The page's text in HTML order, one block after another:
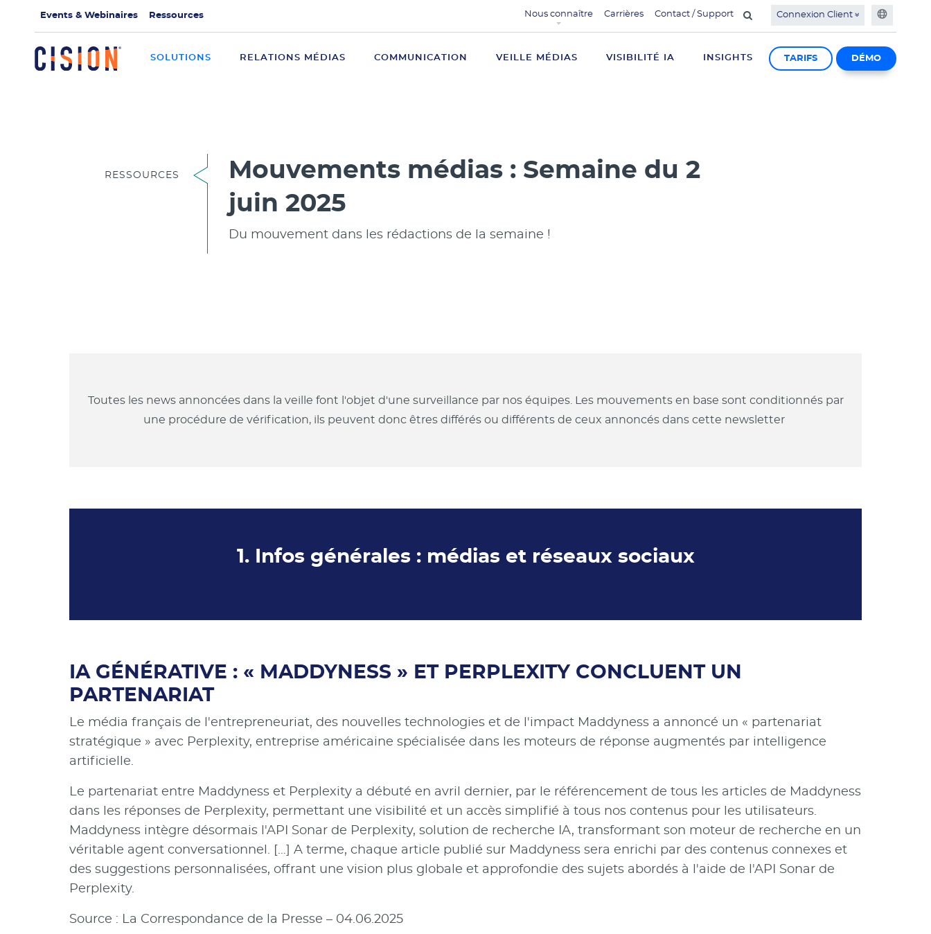
Events & Webinaires Ressources Nous connaître Carrières Contact / Support Connexion Client
SOLUTIONS RELATIONS MÉDIAS COMMUNICATION VEILLE MÉDIAS VISIBILITÉ IA INSIGHTS TARIFS DÉMO
RESSOURCES
Mouvements médias : Semaine du 2
juin 2025
Du mouvement dans les rédactions de la semaine !
Toutes les news annoncées dans la veille font l'objet d'une surveillance par nos équipes. Les mouvements en base sont conditionnés par
une procédure de vérification, ils peuvent donc êtres différés ou différents de ceux annoncés dans cette newsletter
1. Infos générales : médias et réseaux sociaux
IA GÉNÉRATIVE : « MADDYNESS » ET PERPLEXITY CONCLUENT UN
PARTENARIAT
Le média français de l'entrepreneuriat, des nouvelles technologies et de l'impact Maddyness a annoncé un « partenariat
stratégique » avec Perplexity, entreprise américaine spécialisée dans les moteurs de réponse augmentés par intelligence
artificielle.
Le partenariat entre Maddyness et Perplexity a débuté en avril dernier, par le référencement de tous les articles de Maddyness
dans les réponses de Perplexity, permettant une visibilité et un accès simplifié à tous nos contenus pour les utilisateurs.
Maddyness intègre désormais l'API Sonar de Perplexity, solution de recherche IA, transformant son moteur de recherche en un
véritable agent conversationnel. […] A terme, chaque article publié sur Maddyness sera enrichi par des contenus connexes et
des suggestions personnalisées, offrant une vision plus globale et approfondie des sujets abordés à l'aide de l'API Sonar de
Perplexity.
Source : La Correspondance de la Presse – 04.06.2025